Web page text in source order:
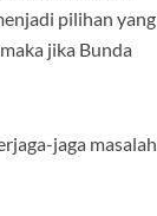
pilihan yang
jika Bunda
jaga masalah